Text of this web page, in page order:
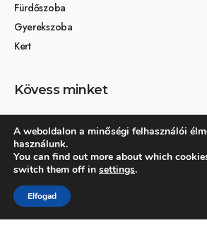
Fürdőszoba
Gyerekszoba
Kert
Kövess minket
Társoldalak
Otthon és dekoráció
Kertikék kertmagazin
A weboldalon a minőségi felhasználói
használunk.
You can find out more about which
switch them off in settings.
Elfogad